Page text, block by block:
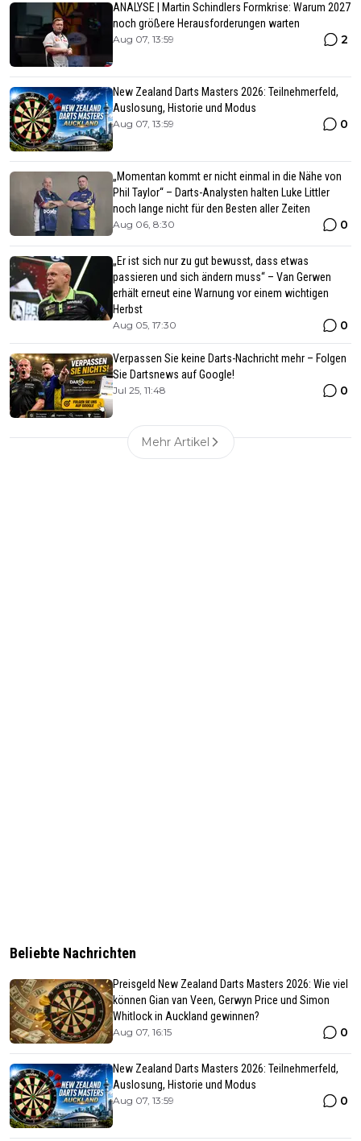
ANALYSE | Martin Schindlers Formkrise: Warum 2027
noch größere Herausforderungen warten
Aug 07, 13:59 2
New Zealand Darts Masters 2026: Teilnehmerfeld,
Auslosung, Historie und Modus
Aug 07, 13:59 0
„Momentan kommt er nicht einmal in die Nähe von
Phil Taylor“ – Darts-Analysten halten Luke Littler
noch lange nicht für den Besten aller Zeiten
Aug 06, 8:30 0
„Er ist sich nur zu gut bewusst, dass etwas
passieren und sich ändern muss“ – Van Gerwen
erhält erneut eine Warnung vor einem wichtigen
Herbst
Aug 05, 17:30 0
Verpassen Sie keine Darts-Nachricht mehr – Folgen
Sie Dartsnews auf Google!
Jul 25, 11:48 0
Mehr Artikel
Beliebte Nachrichten
Preisgeld New Zealand Darts Masters 2026: Wie viel
können Gian van Veen, Gerwyn Price und Simon
Whitlock in Auckland gewinnen?
Aug 07, 16:15 0
New Zealand Darts Masters 2026: Teilnehmerfeld,
Auslosung, Historie und Modus
Aug 07, 13:59 0